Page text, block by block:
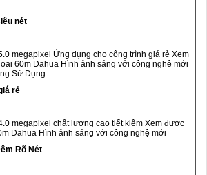
nét
megapixel Ứng dụng cho công trình giá rẻ Xem
60m Dahua Hình ảnh sáng với công nghệ mới
Sử Dụng
rẻ
megapixel chất lượng cao tiết kiệm Xem được
Dahua Hình ảnh sáng với công nghệ mới
Rõ Nét